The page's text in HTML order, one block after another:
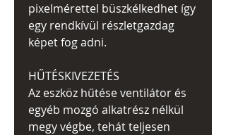
pixelmérettel büszkélkedhet így
egy rendkívül részletgazdag
képet fog adni.
HŰTÉSKIVEZETÉS
Az eszköz hűtése ventilátor és
egyéb mozgó alkatrész nélkül
megy végbe, tehát teljesen